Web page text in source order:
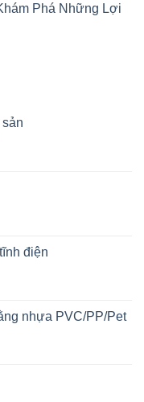
Phá Những Lợi
điện
nhựa PVC/PP/Pet